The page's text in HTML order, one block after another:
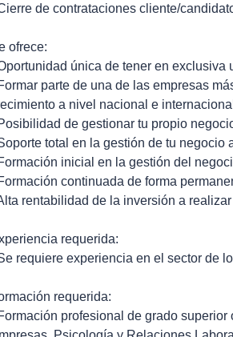
de contrataciones cliente/
ofrece:
única de tener en
parte de una de las empresas
a nivel nacional e
de gestionar tu propio
total en la gestión de tu negocio
inicial en la gestión del
continuada de forma
rentabilidad de la inversión a
requerida:
requiere experiencia en el sector de
requerida:
profesional de grado